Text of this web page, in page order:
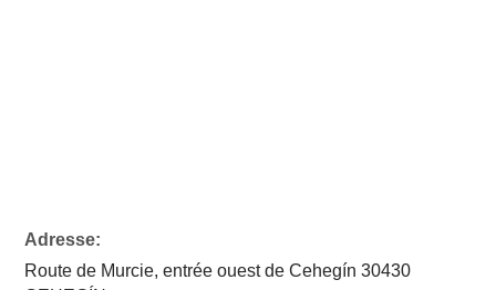
Adresse:
Route de Murcie, entrée ouest de Cehegín 30430